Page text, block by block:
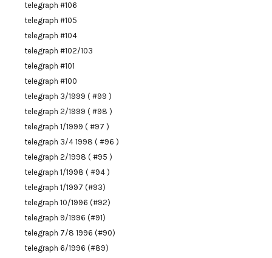
telegraph #106
telegraph #105
telegraph #104
telegraph #102/103
telegraph #101
telegraph #100
telegraph 3/1999 ( #99 )
telegraph 2/1999 ( #98 )
telegraph 1/1999 ( #97 )
telegraph 3/4 1998 ( #96 )
telegraph 2/1998 ( #95 )
telegraph 1/1998 ( #94 )
telegraph 1/1997 (#93)
telegraph 10/1996 (#92)
telegraph 9/1996 (#91)
telegraph 7/8 1996 (#90)
telegraph 6/1996 (#89)